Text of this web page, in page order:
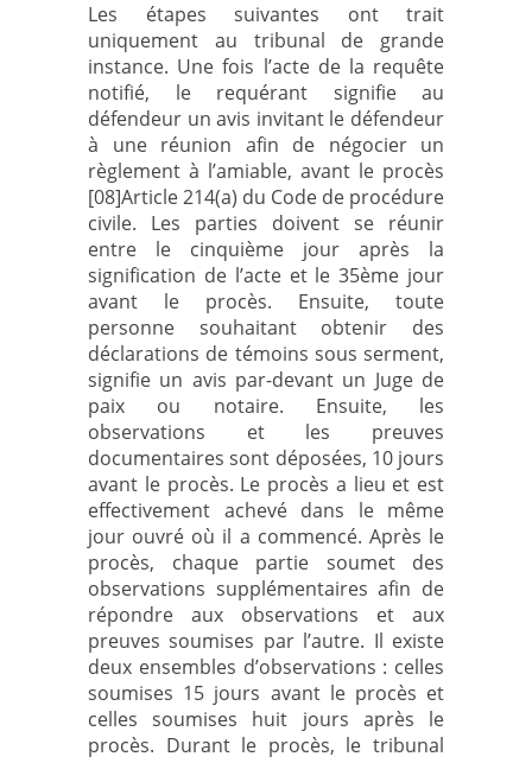
Les étapes suivantes ont trait
uniquement au tribunal de grande
instance. Une fois l’acte de la requête
notifié, le requérant signifie au
défendeur un avis invitant le défendeur
à une réunion afin de négocier un
règlement à l’amiable, avant le procès
[08]Article 214(a) du Code de procédure
civile. Les parties doivent se réunir
entre le cinquième jour après la
signification de l’acte et le 35ème jour
avant le procès. Ensuite, toute
personne souhaitant obtenir des
déclarations de témoins sous serment,
signifie un avis par-devant un Juge de
paix ou notaire. Ensuite, les
observations et les preuves
documentaires sont déposées, 10 jours
avant le procès. Le procès a lieu et est
effectivement achevé dans le même
jour ouvré où il a commencé. Après le
procès, chaque partie soumet des
observations supplémentaires afin de
répondre aux observations et aux
preuves soumises par l’autre. Il existe
deux ensembles d’observations : celles
soumises 15 jours avant le procès et
celles soumises huit jours après le
procès. Durant le procès, le tribunal